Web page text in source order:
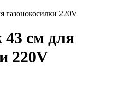
220V
см для
220V